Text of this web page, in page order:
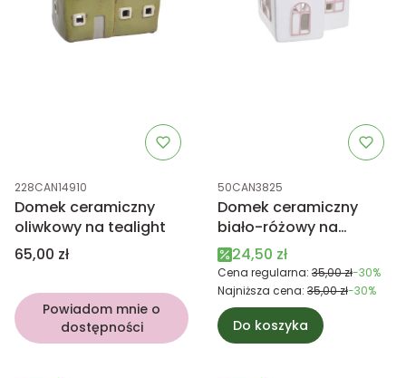
Kod produktu
228CAN14910
Domek ceramiczny
oliwkowy na tealight
Cena
65,00 zł
Powiadom mnie o
dostępności
Kod produktu
50CAN3825
Domek ceramiczny
biało-różowy na
świeczkę
Cena promocyjna
24,50 zł
Cena regularna: 35,00 zł-30%
Najniższa cena: 35,00 zł-30%
Do koszyka